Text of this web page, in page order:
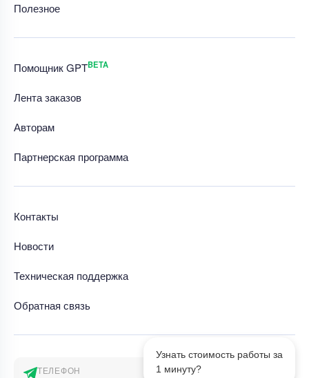
Узнать стоимость работы за
1 минуту?
Полезное
Помощник GPTBETA
Лента заказов
Авторам
Партнерская программа
Контакты
Новости
Техническая поддержка
Обратная связь
ТЕЛЕФОН